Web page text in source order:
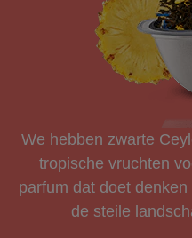
We hebben zwarte
tropische vruchten
parfum dat doet
de steile